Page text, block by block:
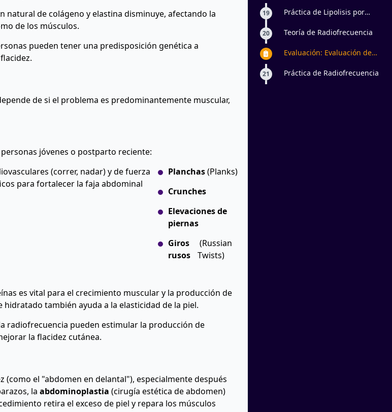
natural de colágeno y elastina disminuye, afectando la
de los músculos.
pueden tener una predisposición genética a
de si el problema es predominantemente muscular,
jóvenes o postparto reciente:
(correr, nadar) y de fuerza
para fortalecer la faja abdominal
Planchas(Planks)
Crunches
Elevaciones de
piernas
Giros
rusos
(Russian
Twists)
es vital para el crecimiento muscular y la producción de
también ayuda a la elasticidad de la piel.
radiofrecuencia pueden estimular la producción de
la flacidez cutánea.
(como el "abdomen en delantal"), especialmente después
la abdominoplastia (cirugía estética de abdomen)
retira el exceso de piel y repara los músculos
19
Práctica de Lipolisis por
20 Teoría de Radiofrecuencia
Evaluación: Evaluación de
21 Práctica de Radiofrecuencia